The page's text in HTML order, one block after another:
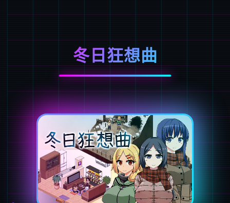
冬日狂想曲